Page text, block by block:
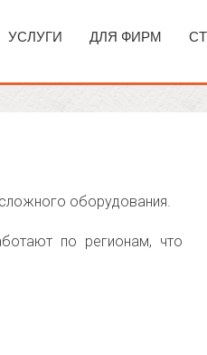
УСЛУГИ ДЛЯ ФИРМ
оборудования.
по регионам, что